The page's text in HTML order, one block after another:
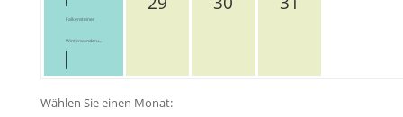
Falkensteiner
Winterwanderu...
Wählen Sie einen Monat: